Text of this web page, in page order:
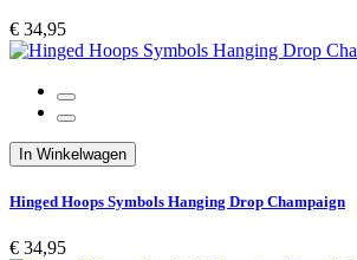
€ 34,95
In Winkelwagen
Hinged Hoops Symbols Hanging Drop Champaign
€ 34,95